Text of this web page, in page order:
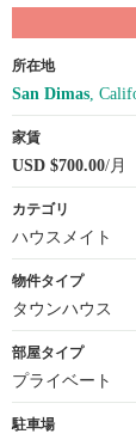
所在地
San Dimas ,
家賃
USD $700.00/月
カテゴリ
ハウスメイト
物件タイプ
タウンハウス
部屋タイプ
プライベート
駐車場